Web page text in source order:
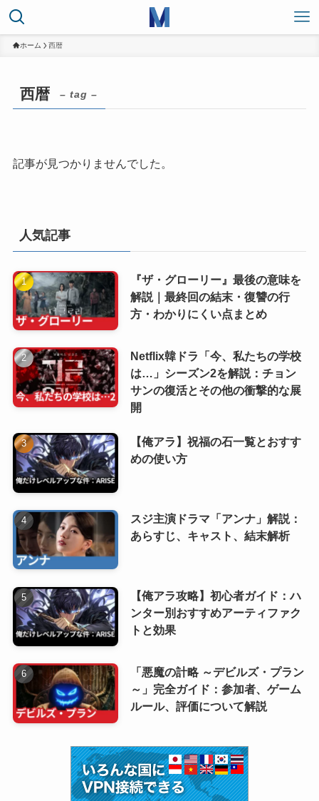
ホーム 西暦
西暦 – tag –
記事が見つかりませんでした。
人気記事
『ザ・グローリー』最後の意味を
解説｜最終回の結末・復讐の行
方・わかりにくい点まとめ
Netflix韓ドラ「今、私たちの学校
は…」シーズン2を解説：チョン
サンの復活とその他の衝撃的な展
開
【俺アラ】祝福の石一覧とおすす
めの使い方
スジ主演ドラマ「アンナ」解説：
あらすじ、キャスト、結末解析
【俺アラ攻略】初心者ガイド：ハ
ンター別おすすめアーティファク
トと効果
「悪魔の計略 ～デビルズ・プラン
～」完全ガイド：参加者、ゲーム
ルール、評価について解説